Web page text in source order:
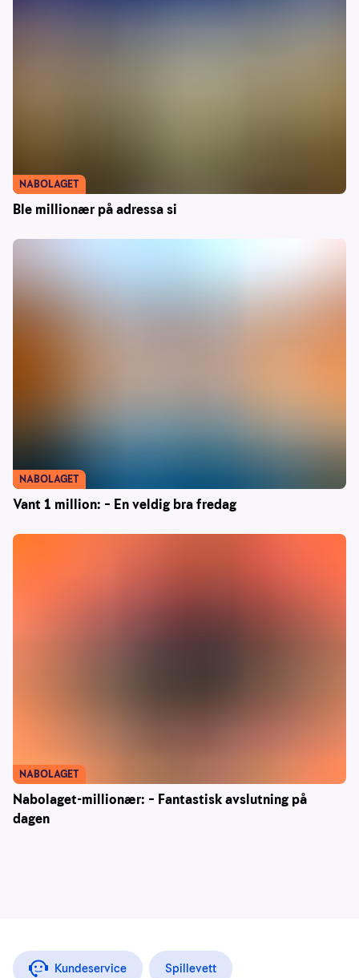
Ble millionær på adressa si
NABOLAGET
Vant 1 million: – En veldig bra fredag
NABOLAGET
Nabolaget-millionær: – Fantastisk avslutning på
dagen
NABOLAGET
Kundeservice Spillevett